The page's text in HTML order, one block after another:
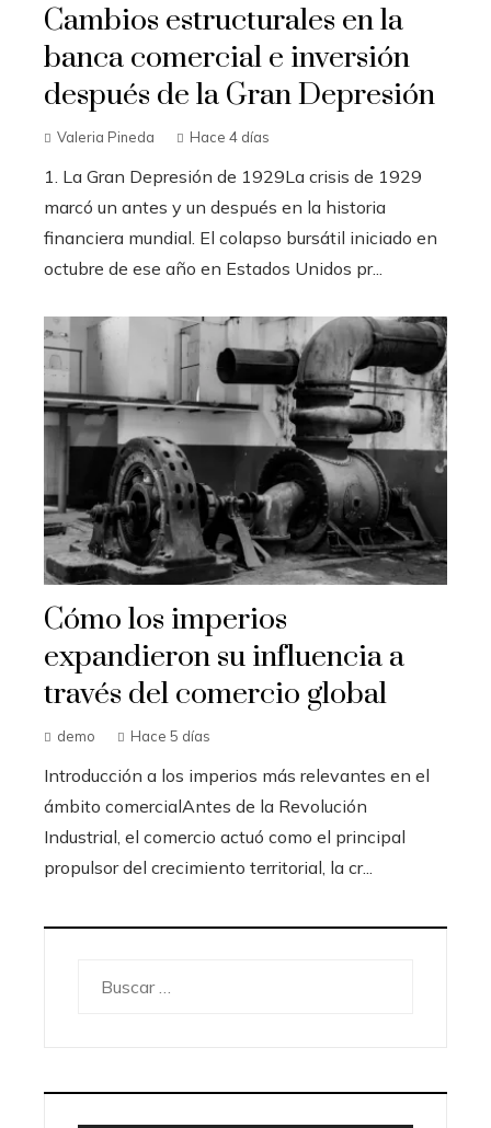
Cambios estructurales en la
banca comercial e inversión
después de la Gran Depresión
Valeria Pineda Hace 4 días
1. La Gran Depresión de 1929La crisis de 1929
marcó un antes y un después en la historia
financiera mundial. El colapso bursátil iniciado en
octubre de ese año en Estados Unidos pr...
Cómo los imperios
expandieron su influencia a
través del comercio global
demo Hace 5 días
Introducción a los imperios más relevantes en el
ámbito comercialAntes de la Revolución
Industrial, el comercio actuó como el principal
propulsor del crecimiento territorial, la cr...